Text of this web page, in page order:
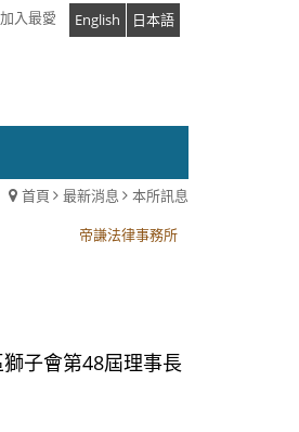
加入最愛 English 日本語
首頁 最新消息
本所訊息
帝謙法律事務所
子會第48屆理事長